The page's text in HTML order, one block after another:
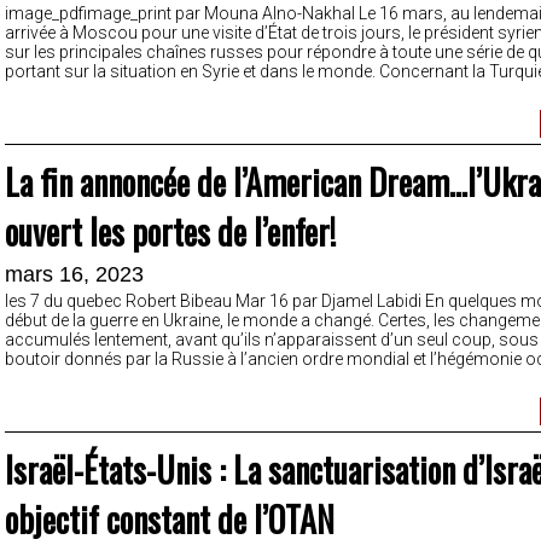
image_pdfimage_print par Mouna Alno-Nakhal Le 16 mars, au
arrivée à Moscou pour une visite d’État de trois jours, le président
sur les principales chaînes russes pour répondre à toute une série de
portant sur la situation en Syrie et dans le monde. Concernant la
La fin annoncée de l’American
ouvert les portes de l’enfer!
mars 16, 2023
les 7 du quebec Robert Bibeau Mar 16 par Djamel Labidi En quelques
début de la guerre en Ukraine, le monde a changé. Certes, les
accumulés lentement, avant qu’ils n’apparaissent d’un seul coup,
boutoir donnés par la Russie à l’ancien ordre mondial et l’hégémonie
Israël-États-Unis : La sanctuarisation
objectif constant de l’OTAN